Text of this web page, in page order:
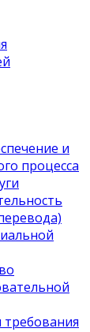
и
процесса